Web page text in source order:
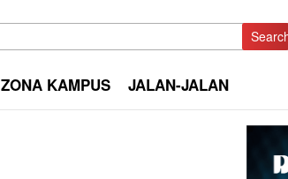
ZONA KAMPUS JALAN-JALAN